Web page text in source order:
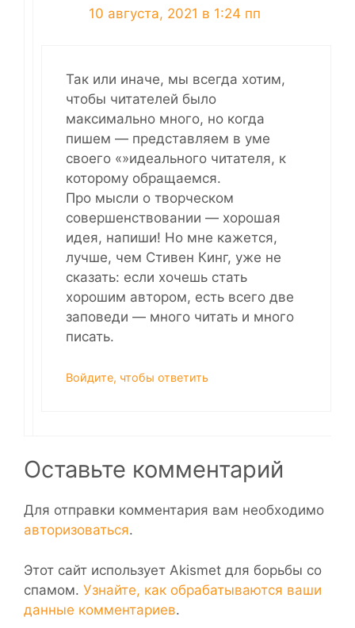
10 августа, 2021 в 1:24 пп
Так или иначе, мы всегда хотим,
чтобы читателей было
максимально много, но когда
пишем — представляем в уме
своего «»идеального читателя, к
которому обращаемся.
Про мысли о творческом
совершенствовании — хорошая
идея, напиши! Но мне кажется,
лучше, чем Стивен Кинг, уже не
сказать: если хочешь стать
хорошим автором, есть всего две
заповеди — много читать и много
писать.
Войдите, чтобы ответить
Оставьте комментарий
Для отправки комментария вам необходимо
авторизоваться.
Этот сайт использует Akismet для борьбы со
спамом. Узнайте, как обрабатываются ваши
данные комментариев.